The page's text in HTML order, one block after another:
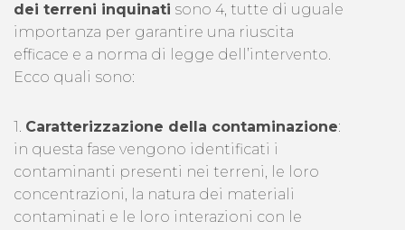
dei terreni inquinati sono 4, tutte di uguale
importanza per garantire una riuscita
efficace e a norma di legge dell’intervento.
Ecco quali sono:
1. Caratterizzazione della contaminazione:
in questa fase vengono identificati i
contaminanti presenti nei terreni, le loro
concentrazioni, la natura dei materiali
contaminati e le loro interazioni con le